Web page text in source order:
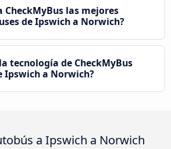
CheckMyBus las mejores
de Ipswich a Norwich?
tecnología de CheckMyBus
Ipswich a Norwich?
a Ipswich a Norwich